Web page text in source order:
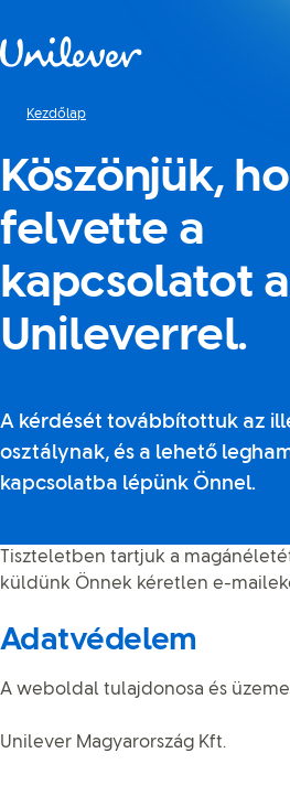
Kezdőlap
Köszönjük,
felvette a
kapcsolatot
Unileverrel.
A kérdését továbbítottuk az
osztálynak, és a lehető
kapcsolatba lépünk Önnel.
Tiszteletben tartjuk a
küldünk Önnek kéretlen e-
Adatvédelem
A weboldal tulajdonosa és
Unilever Magyarország Kft.